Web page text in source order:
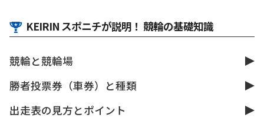
KEIRIN スポニチが説明！ 競輪の基礎知識
競輪と競輪場
勝者投票券（車券）と種類
出走表の見方とポイント